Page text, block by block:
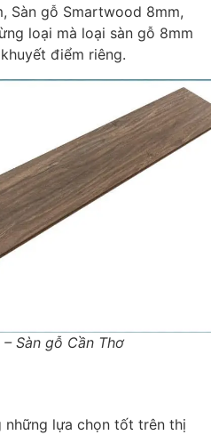
Sàn gỗ Smartwood 8mm,
loại mà loại sàn gỗ 8mm
điểm riêng.
Sàn gỗ Cần Thơ
những lựa chọn tốt trên thị